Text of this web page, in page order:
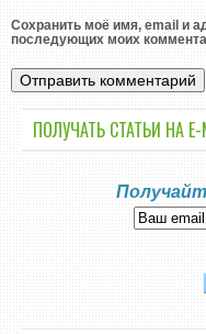
Сохранить моё имя, email и
последующих моих
ПОЛУЧАТЬ СТАТЬИ НА E-